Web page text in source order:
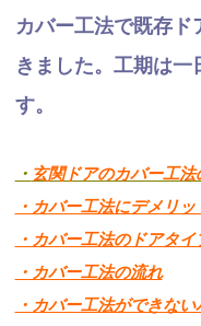
カバー工法で既存
きました。工期は一
す。
・ 玄関ドアのカバー工法
・カバー工法にデメリ
・カバー工法のドアタ
・カバー工法の流れ
・カバー工法ができな